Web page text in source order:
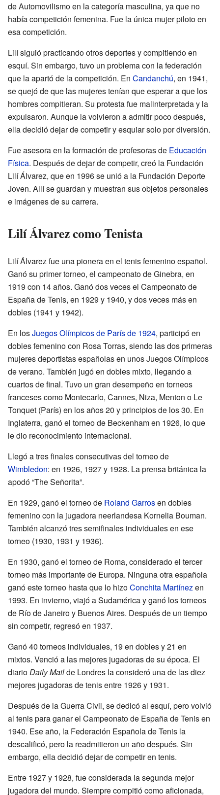
de Automovilismo en la categoría masculina, ya que no
había competición femenina. Fue la única mujer piloto en
esa competición.
Lilí siguió practicando otros deportes y compitiendo en
esquí. Sin embargo, tuvo un problema con la federación
que la apartó de la competición. En Candanchú, en 1941,
se quejó de que las mujeres tenían que esperar a que los
hombres compitieran. Su protesta fue malinterpretada y la
expulsaron. Aunque la volvieron a admitir poco después,
ella decidió dejar de competir y esquiar solo por diversión.
Fue asesora en la formación de profesoras de Educación
Física. Después de dejar de competir, creó la Fundación
Lilí Álvarez, que en 1996 se unió a la Fundación Deporte
Joven. Allí se guardan y muestran sus objetos personales
e imágenes de su carrera.
Lilí Álvarez como Tenista
Lilí Álvarez fue una pionera en el tenis femenino español.
Ganó su primer torneo, el campeonato de Ginebra, en
1919 con 14 años. Ganó dos veces el Campeonato de
España de Tenis, en 1929 y 1940, y dos veces más en
dobles (1941 y 1942).
En losJuegos Olímpicos de París de 1924, participó en
dobles femenino con Rosa Torras, siendo las dos primeras
mujeres deportistas españolas en unos Juegos Olímpicos
de verano. También jugó en dobles mixto, llegando a
cuartos de final. Tuvo un gran desempeño en torneos
franceses como Montecarlo, Cannes, Niza, Menton o Le
Tonquet (París) en los años 20 y principios de los 30. En
Inglaterra, ganó el torneo de Beckenham en 1926, lo que
le dio reconocimiento internacional.
Llegó a tres finales consecutivas del torneo de
Wimbledon: en 1926, 1927 y 1928. La prensa británica la
apodó “The Señorita”.
En 1929, ganó el torneo de Roland Garrosen dobles
femenino con la jugadora neerlandesa Kornelia Bouman.
También alcanzó tres semifinales individuales en ese
torneo (1930, 1931 y 1936).
En 1930, ganó el torneo de Roma, considerado el tercer
torneo más importante de Europa. Ninguna otra española
ganó este torneo hasta que lo hizoConchita Martínezen
1993. En invierno, viajó a Sudamérica y ganó los torneos
de Río de Janeiro y Buenos Aires. Después de un tiempo
sin competir, regresó en 1937.
Ganó 40 torneos individuales, 19 en dobles y 21 en
mixtos. Venció a las mejores jugadoras de su época. El
diarioDaily Mailde Londres la consideró una de las diez
mejores jugadoras de tenis entre 1926 y 1931.
Después de la Guerra Civil, se dedicó al esquí, pero volvió
al tenis para ganar el Campeonato de España de Tenis en
1940. Ese año, la Federación Española de Tenis la
descalificó, pero la readmitieron un año después. Sin
embargo, ella decidió dejar de competir en tenis.
Entre 1927 y 1928, fue considerada la segunda mejor
jugadora del mundo. Siempre compitió como aficionada,